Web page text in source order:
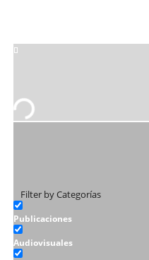
Filter by Categorías
Publicaciones
Audiovisuales